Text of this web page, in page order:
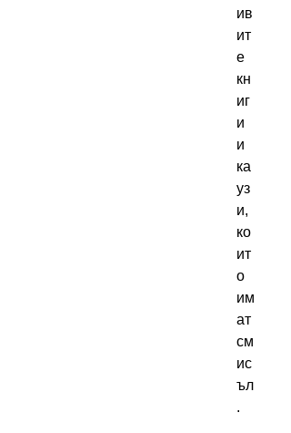
ив
ит
е
кн
иг
и
и
ка
уз
и,
ко
ит
о
им
ат
см
ис
ъл
.